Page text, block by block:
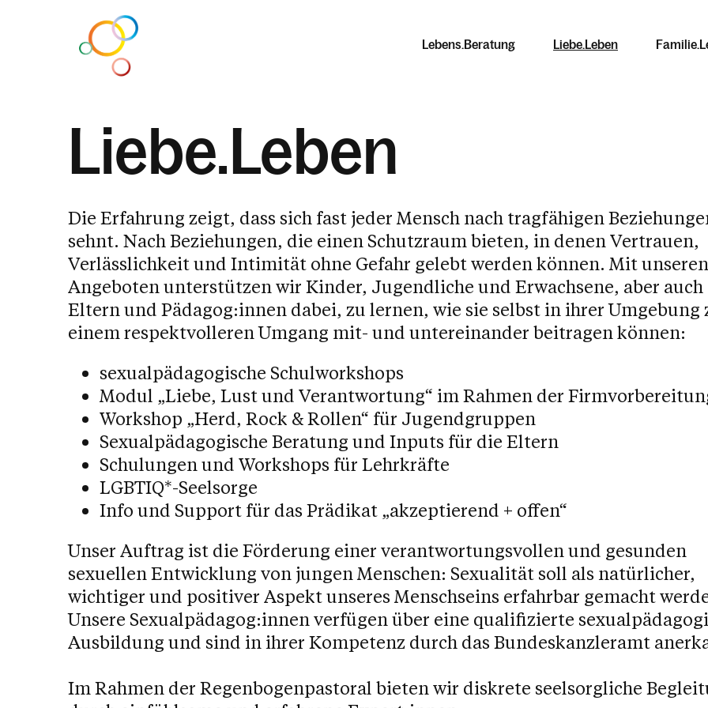
Lebens.Beratung
Beziehung.Familie
Paarberatung
Familienberatung
Sexualberatung
Krisen.Situationen
Einzelberatung
Erziehungsberatung
Schwangerschaft
Familien.Recht
Rechtsberatung
Elternberatung §95
Elternkindpass
Liebe.Leben
Sexual.Pädagogik
Schulworkshops
Firmvorbereitung
Herd, Rock & Rollen
Eltern.Inputs
Sexuelle Entwicklung
Sexualpäd. Beratung
LGBTIQ* & Diversität
Pädagog.Innen
Sexualpäd. Basics
Fallbezogene
Coachings
Ehe.Vorbereitung
Beziehungstage
Lehrgang
Beziehungscoach
Rechtsauskunft
Beziehung.Stärken
Inputs & Workshops
Empfängnisregelung
Kinderwunsch
Kleinkinder on Board
Baustelle Pubertät
Zweisamkeit im Alter
Kinder.Begleitung
Gigagampfa
Einzelbegleitung
Erziehungsberatung
Eltern.Bleiben
Elternsein getrennt
Gelingendes Patchwork
Konflikte auf Augenhöhe
Allein.Erziehend
AE-Treffen
AE-Beratung
Rechtsberatung
Liebe.Leben
Die Erfahrung zeigt, dass sich fast jeder Mensch nach tragfähigen
sehnt. Nach Beziehungen, die einen Schutzraum bieten, in denen Vertrauen,
Verlässlichkeit und Intimität ohne Gefahr gelebt werden können. Mit unseren
Angeboten unterstützen wir Kinder, Jugendliche und Erwachsene, aber auch
Eltern und Pädagog:innen dabei, zu lernen, wie sie selbst in ihrer Umgebung
einem respektvolleren Umgang mit- und untereinander beitragen können:
sexualpädagogische Schulworkshops
Modul „Liebe, Lust und Verantwortung“ im Rahmen der
Workshop „Herd, Rock & Rollen“ für Jugendgruppen
Sexualpädagogische Beratung und Inputs für die Eltern
Schulungen und Workshops für Lehrkräfte
LGBTIQ*-Seelsorge
Info und Support für das Prädikat „akzeptierend + offen“
Unser Auftrag ist die Förderung einer verantwortungsvollen und gesunden
sexuellen Entwicklung von jungen Menschen: Sexualität soll als natürlicher,
wichtiger und positiver Aspekt unseres Menschseins erfahrbar gemacht
Unsere Sexualpädagog:innen verfügen über eine qualifizierte
Ausbildung und sind in ihrer Kompetenz durch das Bundeskanzleramt
Im Rahmen der Regenbogenpastoral bieten wir diskrete seelsorgliche